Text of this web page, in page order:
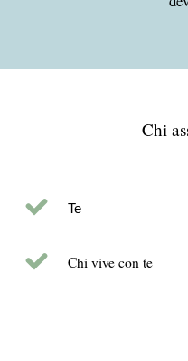
Chi
Te
Chi vive con te